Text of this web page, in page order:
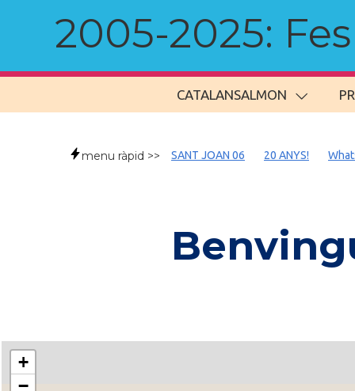
2005-2025:
CATALANSALMON
menu ràpid >> SANT JOAN 06 20 ANYS!
+
−